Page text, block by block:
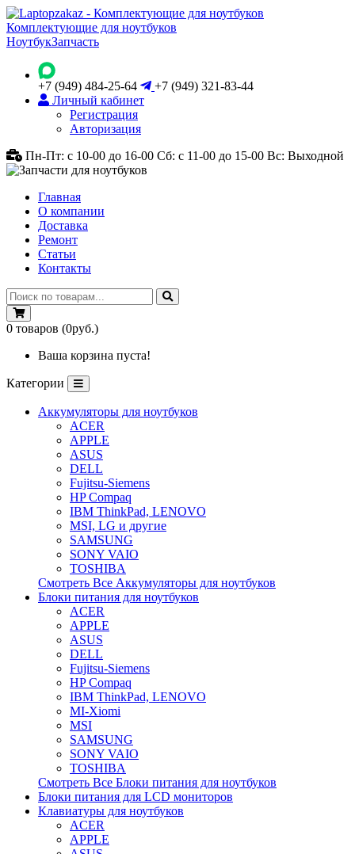
Комплектующие для ноутбуков
НоутбукЗапчасть
+7 (949) 484-25-64
+7 (949) 321-83-44
Личный кабинет
Регистрация
Авторизация
Пн-Пт: с 10-00 до 16-00 Сб: с 11-00 до 15-00 Вс: Выходной
Главная
О компании
Доставка
Ремонт
Статьи
Контакты
0 товаров (0руб.)
Ваша корзина пуста!
Категории
Аккумуляторы для ноутбуков
ACER
APPLE
ASUS
DELL
Fujitsu-Siemens
HP Compaq
IBM ThinkPad, LENOVO
MSI, LG и другие
SAMSUNG
SONY VAIO
TOSHIBA
Смотреть Все Аккумуляторы для ноутбуков
Блоки питания для ноутбуков
ACER
APPLE
ASUS
DELL
Fujitsu-Siemens
HP Compaq
IBM ThinkPad, LENOVO
MI-Xiomi
MSI
SAMSUNG
SONY VAIO
TOSHIBA
Смотреть Все Блоки питания для ноутбуков
Блоки питания для LCD мониторов
Клавиатуры для ноутбуков
ACER
APPLE